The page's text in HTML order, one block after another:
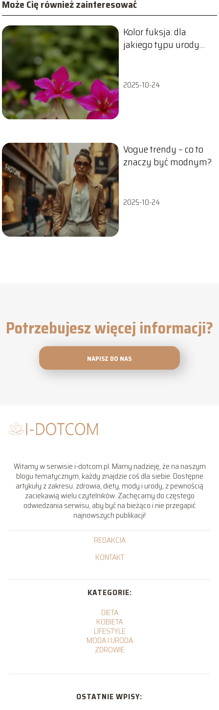
Może Cię również zainteresować
Kolor fuksja: dla
jakiego typu urody
2025-10-24
Vogue trendy – co to
znaczy być modnym?
2025-10-24
Potrzebujesz więcej informacji?
NAPISZ DO NAS
Witamy w serwisie i-dotcom.pl. Mamy nadzieję, że na naszym
blogu tematycznym, każdy znajdzie coś dla siebie. Dostępne
artykuły z zakresu: zdrowia, diety, mody i urody, z pewnością
zaciekawią wielu czytelników. Zachęcamy do częstego
odwiedzania serwisu, aby być na bieżąco i nie przegapić
najnowszych publikacji!
REDAKCJA
KONTAKT
KATEGORIE:
DIETA
KOBIETA
LIFESTYLE
MODA I URODA
ZDROWIE
OSTATNIE WPISY: